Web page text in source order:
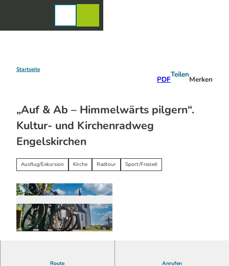
Startseite
PDF
Teilen
Merken
„Auf & Ab – Himmelwärts pilgern“.
Kultur- und Kirchenradweg
Engelskirchen
Ausflug/Exkursion Kirche Radtour Sport/Freizeit
Route Anrufen